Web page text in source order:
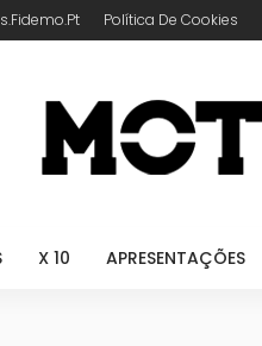
Política De Cookies
X 10 APRESENTAÇÕES